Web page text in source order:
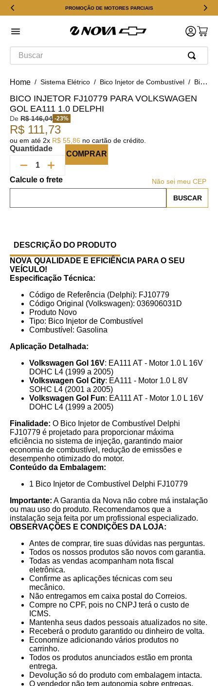
PROMOÇÃO DE MOTORES PARCIAIS
Buscar
Sistema Elétrico Bico Injetor de Combustível Bico Injetor FJ10779 para Volkswagen Gol EA111 1.0 Delphi
BICO INJETOR FJ10779 PARA VOLKSWAGEN
GOL EA111 1.0 DELPHI
De R$ 146,04 -23%
R$ 111,73
ou em até 2x R$ 55 86 no cartão de crédito.
Quantidade
COMPRAR
Não sei meu CEP
DESCRIÇÃO DO PRODUTO
NOVA QUALIDADE E EFICIÊNCIA PARA O SEU
VEÍCULO!
Especificação Técnica:
Código de Referência (Delphi): FJ10779
Código Original (Volkswagen): 036906031D
Produto Novo
Tipo: Bico Injetor de Combustível
Combustível: Gasolina
Aplicação Detalhada:
Volkswagen Gol 16V: EA111 AT - Motor 1.0 L 16V
DOHC L4 (1999 a 2005)
Volkswagen Gol City: EA111 - Motor 1.0 L 8V
SOHC L4 (2001 a 2005)
Volkswagen Gol Fun: EA111 AT - Motor 1.0 L 16V
DOHC L4 (1999 a 2005)
Finalidade: O Bico Injetor de Combustível Delphi
FJ10779 é projetado para proporcionar máxima
eficiência no sistema de injeção, garantindo maior
economia de combustível, redução de emissões e
desempenho otimizado do motor.
Conteúdo da Embalagem:
1 Bico Injetor de Combustível Delphi FJ10779
Importante: A Garantia da Nova não cobre má instalação
ou mau uso do produto. Recomendamos que a
instalação seja feita por um profissional especializado.
OBSERVAÇÕES E CONDIÇÕES DA LOJA:
Antes de comprar, tire suas dúvidas nas perguntas.
Todos os nossos produtos são novos com garantia.
Todas as vendas acompanham nota fiscal
eletrônica.
Confirme as aplicações técnicas com seu
mecânico.
Não entregamos em caixa postal do Correios.
Compre no CPF, pois no CNPJ terá o custo de
ICMS.
Mantenha seus dados pessoais atualizados no site.
Receberá o produto garantido ou dinheiro de volta.
Economize adicionando vários produtos no
carrinho.
Todos os produtos anunciados estão em pronta
entrega.
Devolução só do produto com embalagem intacta.
O vendedor não tem autonomia sobre entregas.